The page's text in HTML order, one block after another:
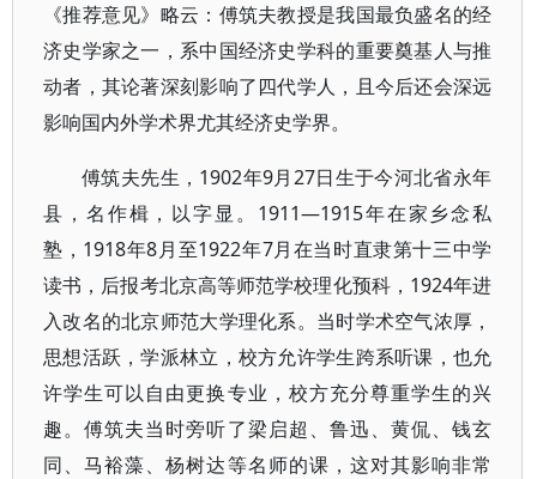
《推荐意见》略云：傅筑夫教授是我国最负盛名的经
济史学家之一，系中国经济史学科的重要奠基人与推
动者，其论著深刻影响了四代学人，且今后还会深远
影响国内外学术界尤其经济史学界。
傅筑夫先生，1902年9月27日生于今河北省永年
县，名作楫，以字显。1911—1915年在家乡念私
塾，1918年8月至1922年7月在当时直隶第十三中学
读书，后报考北京高等师范学校理化预科，1924年进
入改名的北京师范大学理化系。当时学术空气浓厚，
思想活跃，学派林立，校方允许学生跨系听课，也允
许学生可以自由更换专业，校方充分尊重学生的兴
趣。傅筑夫当时旁听了梁启超、鲁迅、黄侃、钱玄
同、马裕藻、杨树达等名师的课，这对其影响非常